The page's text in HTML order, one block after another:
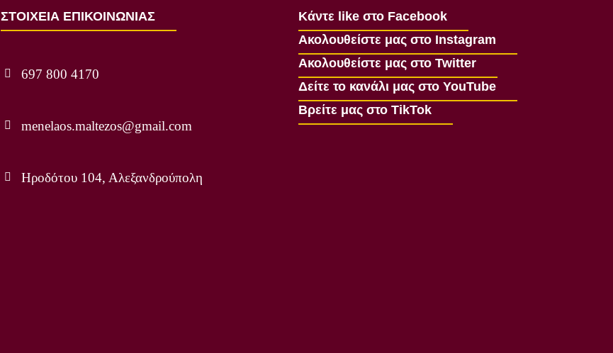
ΣΤΟΙΧΕΙΑ ΕΠΙΚΟΙΝΩΝΙΑΣ
697 800 4170
menelaos.maltezos@gmail.com
Ηροδότου 104, Αλεξανδρούπολη
Κάντε like στο Facebook
Ακολουθείστε μας στο Instagram
Ακολουθείστε μας στο Twitter
Δείτε το κανάλι μας στο YouTube
Βρείτε μας στο TikTok